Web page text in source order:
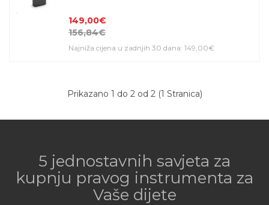
149,00€
156,84€
Najniža cijena u zadnjih 30 dana: 149,00€
Prikazano 1 do 2 od 2 (1 Stranica)
5 jednostavnih savjeta za
kupnju pravog instrumenta za
Vaše dijete